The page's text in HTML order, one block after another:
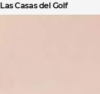
Las Casas del Golf